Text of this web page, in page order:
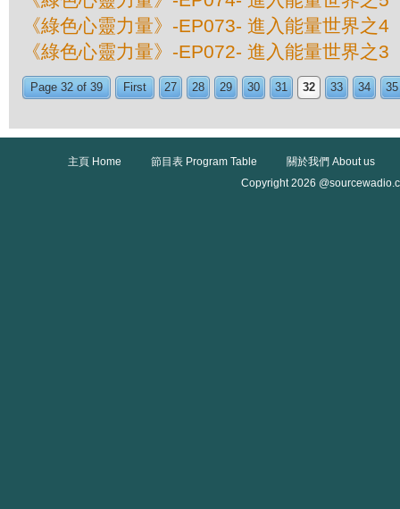
《綠色心靈力量》-EP073- 進入能量世界之4
《綠色心靈力量》-EP072- 進入能量世界之3
Page 32 of 39 First 27 28 29 30 31 32 33 34 35
主頁 Home 節目表 Program Table
關於我們 About us
Copyright 2026